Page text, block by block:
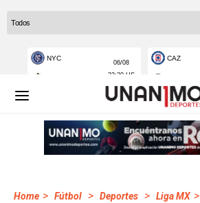
Home > Fútbol > Deportes > Liga MX >